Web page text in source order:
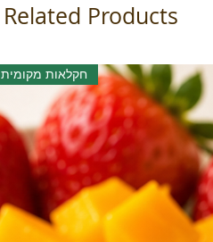
Related Products
חקלאות מקומית